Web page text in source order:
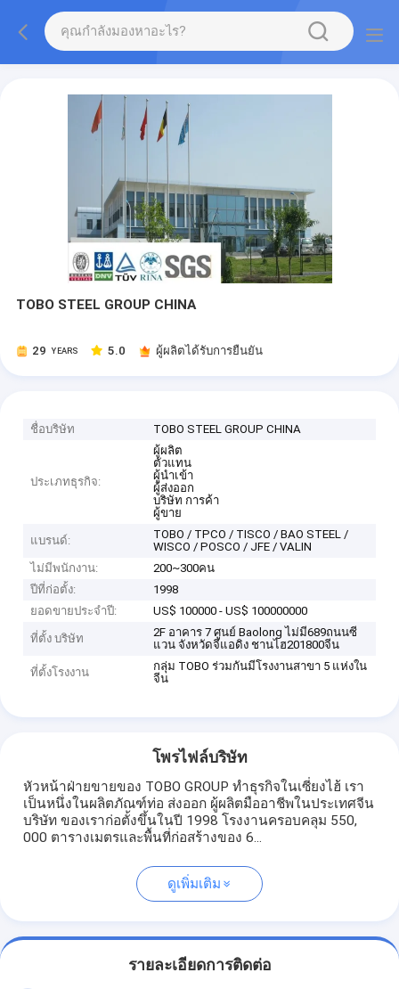
TOBO STEEL GROUP CHINA
29 YEARS 5.0 ผู้ผลิตได้รับการยืนยัน
ชื่อบริษัท TOBO STEEL GROUP CHINA
ประเภทธุรกิจ:
ผู้ผลิต
ตัวแทน
ผู้นำเข้า
ผู้ส่งออก
บริษัท การค้า
ผู้ขาย
แบรนด์:
TOBO / TPCO / TISCO / BAO STEEL /
WISCO / POSCO / JFE / VALIN
ไม่มีพนักงาน:
200~300คน
ปีที่ก่อตั้ง:
1998
ยอดขายประจำปี:
US$ 100000 - US$ 100000000
ที่ตั้ง บริษัท
2F อาคาร 7 ศูนย์ Baolong ไม่มี689ถนนซี
แวน จังหวัดจีแอดิง ชานไฮ201800จีน
ที่ตั้งโรงงาน
กลุ่ม TOBO ร่วมกันมีโรงงานสาขา 5 แห่งใน
จีน
โพรไฟล์บริษัท
หัวหน้าฝ่ายขายของ TOBO GROUP ทำธุรกิจในเซี่ยงไฮ้ เรา
เป็นหนึ่งในผลิตภัณฑ์ท่อ ส่งออก ผู้ผลิตมืออาชีพในประเทศจีน
บริษัท ของเราก่อตั้งขึ้นในปี 1998 โรงงานครอบคลุม 550,
000 ตารางเมตรและพื้นที่ก่อสร้างของ 6...
ดูเพิ่มเติม
รายละเอียดการติดต่อ